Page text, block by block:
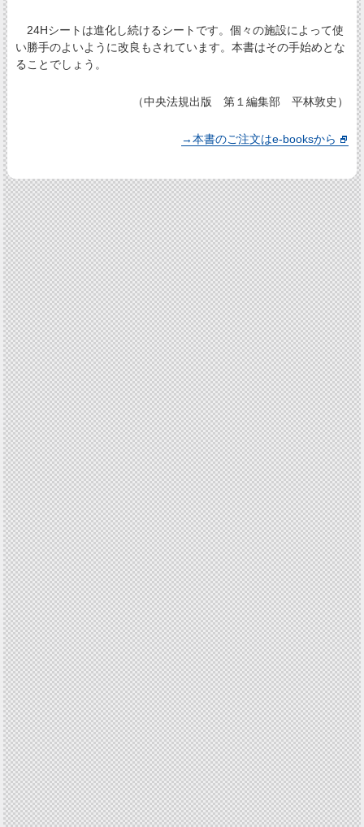
24Hシートは進化し続けるシートです。個々の施設によって使
い勝手のよいように改良もされています。本書はその手始めとな
ることでしょう。
（中央法規出版 第１編集部 平林敦史）
→本書のご注文はe-booksから